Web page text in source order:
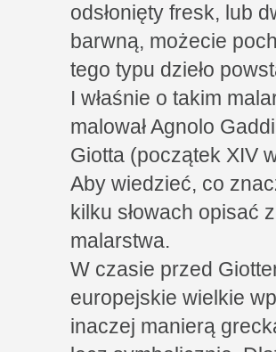
odsłonięty fresk, lub
barwną, możecie
tego typu dzieło
I właśnie o takim
malował Agnolo
Giotta (początek XIV
Aby wiedzieć, co
kilku słowach opisać
malarstwa.
W czasie przed
europejskie wielkie
inaczej manierą